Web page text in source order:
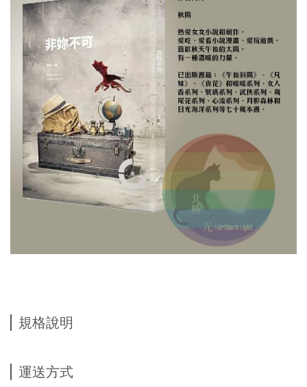
規格說明
運送方式